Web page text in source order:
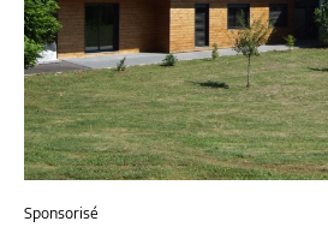
Sponsorisé